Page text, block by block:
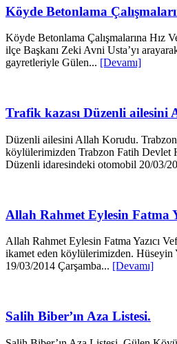
Köyde Betonlama
Köyde Betonlama Çalışmalarına Hız
ilçe Başkanı Zeki Avni Usta’yı
gayretleriyle Gülen... [Devamı]
Trafik kazası Düzenli ailesini
Düzenli ailesini Allah Korudu.
köylülerimizden Trabzon Fatih Devlet
Düzenli idaresindeki otomobil 20/03/
Allah Rahmet Eylesin Fatma
Allah Rahmet Eylesin Fatma Yazıcı
ikamet eden köylülerimizden. Hüseyin
19/03/2014 Çarşamba... [Devamı]
Salih Biber’ın Aza Listesi.